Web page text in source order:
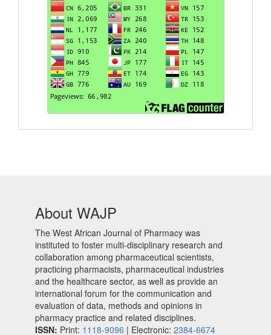
About WAJP
The West African Journal of Pharmacy was
instituted to foster multi-disciplinary research and
collaboration among pharmaceutical scientists,
practicing pharmacists, pharmaceutical industries
and the healthcare sector, as well as provide an
international forum for the communication and
evaluation of data, methods and opinions in
pharmacy practice and related disciplines.
ISSN: Print: 1118-9096 | Electronic: 2384-6674